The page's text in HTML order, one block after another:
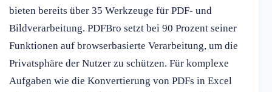
bieten bereits über 35 Werkzeuge für PDF- und
Bildverarbeitung. PDFBro setzt bei 90 Prozent seiner
Funktionen auf browserbasierte Verarbeitung, um die
Privatsphäre der Nutzer zu schützen. Für komplexe
Aufgaben wie die Konvertierung von PDFs in Excel